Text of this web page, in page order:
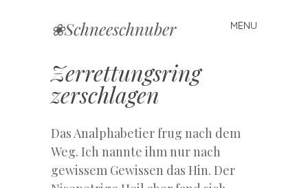
❀Schneeschnuber MENU
Skip
Zerrettungsring
zerschlagen
Das Analphabetier frug nach dem
Weg. Ich nannte ihm nur nach
gewissem Gewissen das Hin. Der